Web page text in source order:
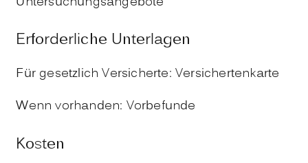
Erforderliche Unterlagen
Für gesetzlich Versicherte: Versichertenkarte
Wenn vorhanden: Vorbefunde
Kosten